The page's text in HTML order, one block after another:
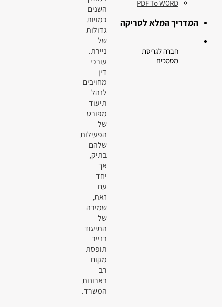
השנים
כמויות
גדולות
של
ניירת.
עורכי
דין
מחויבים
לנהל
תיעוד
מפורט
של
הפעילות
שלהם
בתיק,
אך
יחד
עם
זאת,
שמירה
של
התיעוד
בנייר
תופסת
מקום
רב
בארונות
המשרד.
PDF To WORD
המדריך המלא לסריקה
חברה לגריסת
מסמכים